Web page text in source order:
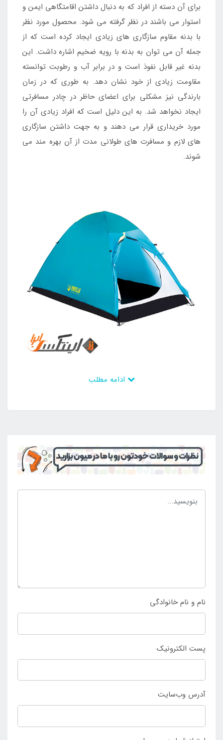
برای آن دسته از افراد که به دنبال داشتن اقامتگاهی ایمن و
استوار می باشند در نظر گرفته می شود. محصول مورد نظر
با بدنه مقاوم سازگاری های زیادی ایجاد کرده است که از
جمله آن می توان به بدنه با رویه ضخیم اشاره داشت. این
بدنه غیر قابل نفوذ است و در برابر آب و رطوبت توانسته
مقاومت زیادی از خود نشان دهد. به طوری که در زمان
بارندگی نیز مشکلی برای اعضای حاظر در چادر مسافرتی
ایجاد نخواهد شد. به این دلیل است که افراد زیادی آن را
مورد خریداری قرار می دهند و به جهت داشتن سازگاری
های لازم و مسافرت های طولانی مدت از آن بهره مند می
شوند.
سازه و بدنه در کنار هم استحکام زیادی ایجاد کرده است و
راحتی وارد چادر مسافرتی کنند. به طوری که آسیبی به این
بخش از محصول وارد نشود و بتوان از آن بهره مند شد.
دارای ضخامت زیاد بوده است و در نتیجه می توان آن را با
فروشگاه بزرگ اینتکس ایرانمراجعه کرد.
نام و نام خانوادگی
پست الکترونیک
آدرس وب‌سایت